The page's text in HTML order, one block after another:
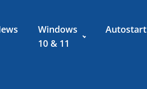
Windows
10 & 11
Autostart